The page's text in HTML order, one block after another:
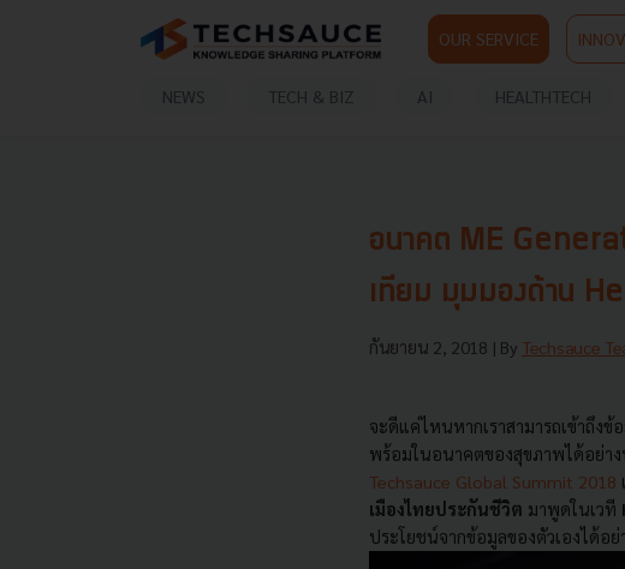
OUR SERVICE
NEWS TECH & BIZ AI HEALTHTECH
อนาคต ME
เทียม มุมมองด้าน
กันยายน 2, 2018 | By Techsauce
จะดีแค่ไหนหากเราสามารถเข้าถึง
พร้อมในอนาคตของสุขภาพได้อย่า
Techsauce Global Summit 2018
เมืองไทยประกันชีวิต มาพูดในเวที
ประโยชน์จากข้อมูลของตัวเองได้อย่